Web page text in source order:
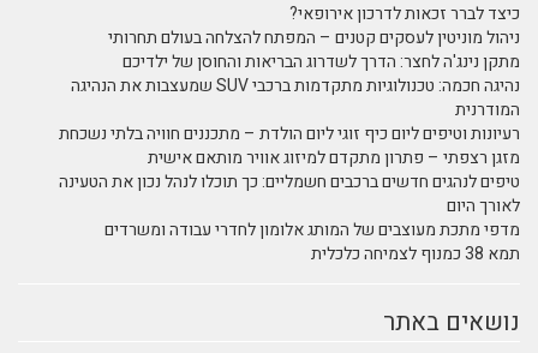
כיצד לברר זכאות לדרכון אירופאי?
ניהול מוניטין לעסקים קטנים – המפתח להצלחה בעולם תחרותי
מתקן נינג'ה לחצר: הדרך לשדרוג הבריאות והחוסן של ילדיכם
נהיגה חכמה: טכנולוגיות מתקדמות ברכבי SUV שמעצבות את הנהיגה
המודרנית
רעיונות וטיפים ליום כיף זוגי ליום הולדת – מתכננים חוויה בלתי נשכחת
מזגן רצפתי – פתרון מתקדם למיזוג אוויר מותאם אישית
טיפים לנהגים חדשים ברכבים חשמליים: כך תוכלו לנהל נכון את הטעינה
לאורך היום
מדפי מתכת מעוצבים של המותג אלומון לחדרי עבודה ומשרדים
תמא 38 כמנוף לצמיחה כלכלית
נושאים באתר